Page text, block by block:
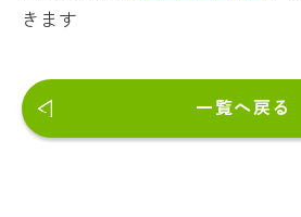
きます
一覧へ戻る